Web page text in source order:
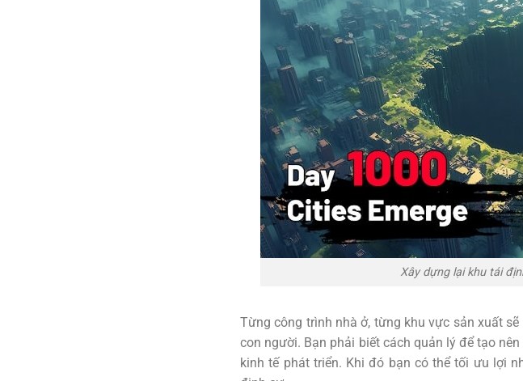
Xây dựng lại khu tái
Từng công trình nhà ở, từng khu vực sản xuất
con người. Bạn phải biết cách quản lý để tạo
kinh tế phát triển. Khi đó bạn có thể tối ưu lợi